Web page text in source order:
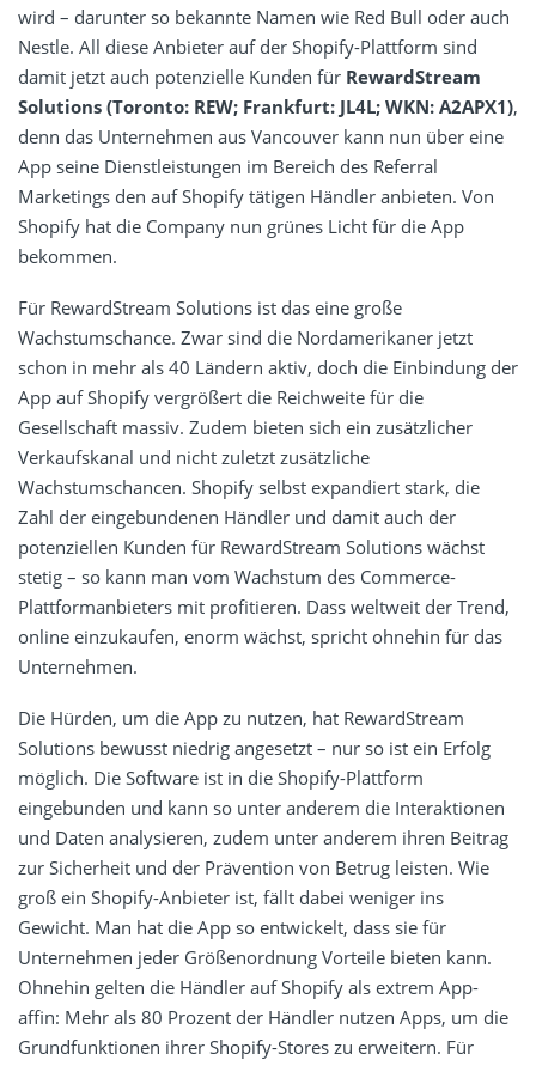
wird – darunter so bekannte Namen wie Red Bull oder auch
Nestle. All diese Anbieter auf der Shopify-Plattform sind
damit jetzt auch potenzielle Kunden für RewardStream
Solutions (Toronto: REW; Frankfurt: JL4L; WKN: A2APX1),
denn das Unternehmen aus Vancouver kann nun über eine
App seine Dienstleistungen im Bereich des Referral
Marketings den auf Shopify tätigen Händler anbieten. Von
Shopify hat die Company nun grünes Licht für die App
bekommen.
Für RewardStream Solutions ist das eine große
Wachstumschance. Zwar sind die Nordamerikaner jetzt
schon in mehr als 40 Ländern aktiv, doch die Einbindung der
App auf Shopify vergrößert die Reichweite für die
Gesellschaft massiv. Zudem bieten sich ein zusätzlicher
Verkaufskanal und nicht zuletzt zusätzliche
Wachstumschancen. Shopify selbst expandiert stark, die
Zahl der eingebundenen Händler und damit auch der
potenziellen Kunden für RewardStream Solutions wächst
stetig – so kann man vom Wachstum des Commerce-
Plattformanbieters mit profitieren. Dass weltweit der Trend,
online einzukaufen, enorm wächst, spricht ohnehin für das
Unternehmen.
Die Hürden, um die App zu nutzen, hat RewardStream
Solutions bewusst niedrig angesetzt – nur so ist ein Erfolg
möglich. Die Software ist in die Shopify-Plattform
eingebunden und kann so unter anderem die Interaktionen
und Daten analysieren, zudem unter anderem ihren Beitrag
zur Sicherheit und der Prävention von Betrug leisten. Wie
groß ein Shopify-Anbieter ist, fällt dabei weniger ins
Gewicht. Man hat die App so entwickelt, dass sie für
Unternehmen jeder Größenordnung Vorteile bieten kann.
Ohnehin gelten die Händler auf Shopify als extrem App-
affin: Mehr als 80 Prozent der Händler nutzen Apps, um die
Grundfunktionen ihrer Shopify-Stores zu erweitern. Für